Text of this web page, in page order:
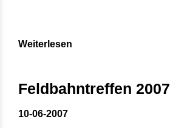
Weiterlesen
Feldbahntreffen 2007
10-06-2007